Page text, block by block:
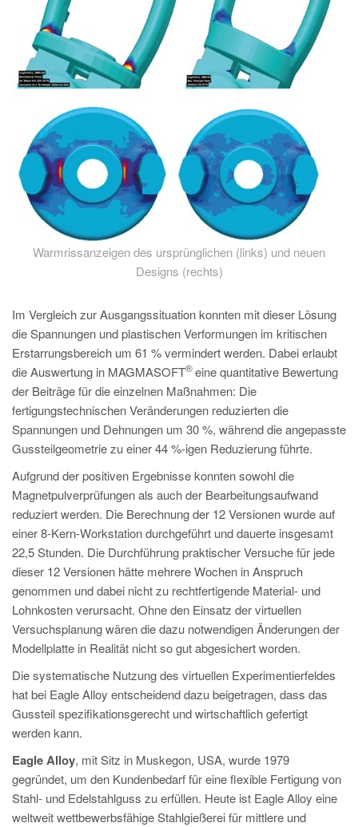
Warmrissanzeigen des ursprünglichen (links) und neuen
Designs (rechts)
Im Vergleich zur Ausgangssituation konnten mit dieser Lösung
die Spannungen und plastischen Verformungen im kritischen
Erstarrungsbereich um 61 % vermindert werden. Dabei erlaubt
die Auswertung in MAGMASOFT
®eine quantitative Bewertung
der Beiträge für die einzelnen Maßnahmen: Die
fertigungstechnischen Veränderungen reduzierten die
Spannungen und Dehnungen um 30 %, während die angepasste
Gussteilgeometrie zu einer 44 %-igen Reduzierung führte.
Aufgrund der positiven Ergebnisse konnten sowohl die
Magnetpulverprüfungen als auch der Bearbeitungsaufwand
reduziert werden. Die Berechnung der 12 Versionen wurde auf
einer 8-Kern-Workstation durchgeführt und dauerte insgesamt
22,5 Stunden. Die Durchführung praktischer Versuche für jede
dieser 12 Versionen hätte mehrere Wochen in Anspruch
genommen und dabei nicht zu rechtfertigende Material- und
Lohnkosten verursacht. Ohne den Einsatz der virtuellen
Versuchsplanung wären die dazu notwendigen Änderungen der
Modellplatte in Realität nicht so gut abgesichert worden.
Die systematische Nutzung des virtuellen Experimentierfeldes
hat bei Eagle Alloy entscheidend dazu beigetragen, dass das
Gussteil spezifikationsgerecht und wirtschaftlich gefertigt
werden kann.
Eagle Alloy, mit Sitz in Muskegon, USA, wurde 1979
gegründet, um den Kundenbedarf für eine flexible Fertigung von
Stahl- und Edelstahlguss zu erfüllen. Heute ist Eagle Alloy eine
weltweit wettbewerbsfähige Stahlgießerei für mittlere und